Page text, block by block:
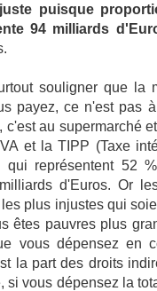
puisque
94 milliards
souligner que la
payez, ce n'est pas
c'est au supermarché
et la TIPP (Taxe
qui représentent 52
d'Euros. Or
plus injustes qui
êtes pauvres plus
vous dépensez en
la part des droits
si vous dépensez la